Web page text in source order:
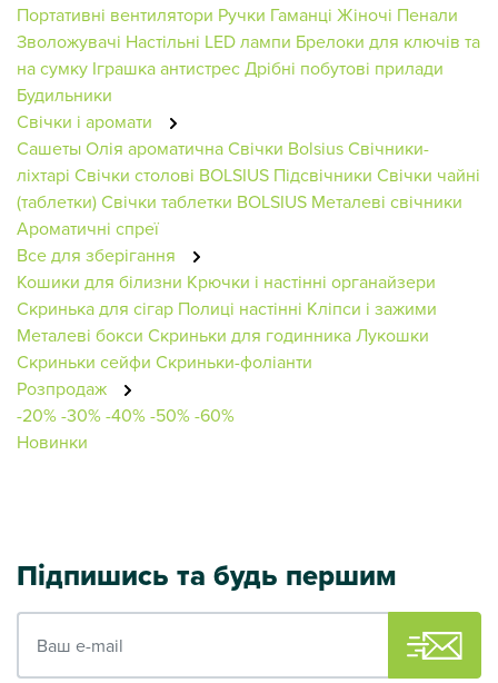
Портативні вентилятори Ручки Гаманці Жіночі Пенали
Зволожувачі Настільні LED лампи Брелоки для ключів та
на сумку Іграшка антистресДрібні побутові прилади
Будильники
Свічки і аромати
СашетыОлія ароматичнаСвічки BolsiusСвічники-
ліхтарі Свічки столові BOLSIUS Підсвічники Свічки чайні
(таблетки)Свічки таблетки BOLSIUS Металеві свічники
Ароматичні спреї
Все для зберігання
Кошики для білизни Крючки і настінні органайзери
Скринька для сігар Полиці настінні Кліпси і зажими
Металеві бокси Скриньки для годинникаЛукошки
Скриньки сейфи Скриньки-фоліанти
Розпродаж
-20%-30%-40%-50%-60%
Новинки
Підпишись та будь першим